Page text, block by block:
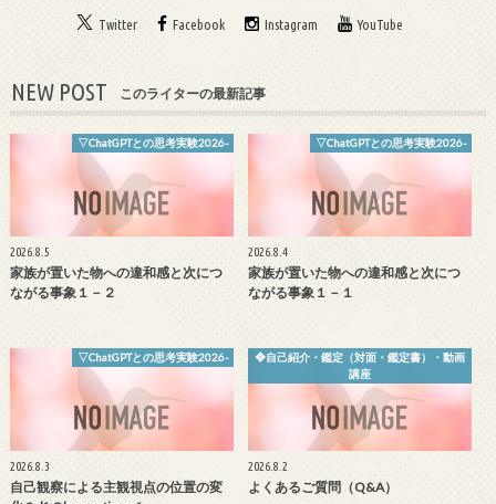
Twitter Facebook Instagram YouTube
NEW POST このライターの最新記事
▽ChatGPTとの思考実験2026-
2026.8.5
家族が置いた物への違和感と次につ
ながる事象１－２
▽ChatGPTとの思考実験2026-
2026.8.4
家族が置いた物への違和感と次につ
ながる事象１－１
▽ChatGPTとの思考実験2026-
2026.8.3
自己観察による主観視点の位置の変
❖自己紹介・鑑定（対面・鑑定書）・動画
講座
2026.8.2
よくあるご質問（Q&A）